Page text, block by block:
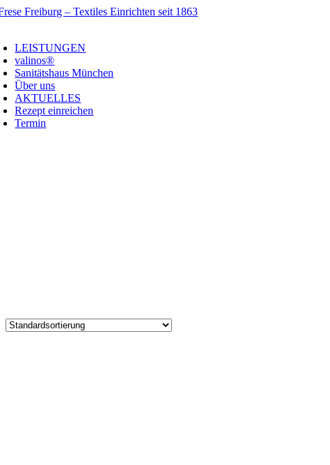
Zum
LEISTUNGEN
valinos®
Sanitätshaus München
Über uns
AKTUELLES
Rezept einreichen
Termin